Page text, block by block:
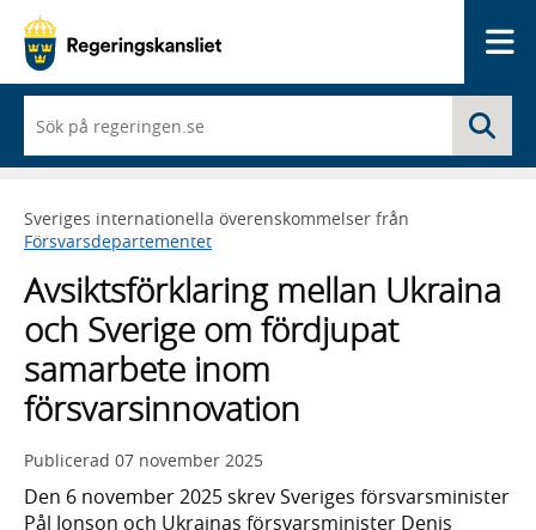
du
börjar
skriva
framträder
en
med
sökförslag
Sveriges internationella överenskommelser från
Försvarsdepartementet
Avsiktsförklaring mellan Ukraina
och Sverige om fördjupat
samarbete inom
försvarsinnovation
Publicerad 07 november 2025
Den 6 november 2025 skrev Sveriges försvarsminister
Pål Jonson och Ukrainas försvarsminister Denis